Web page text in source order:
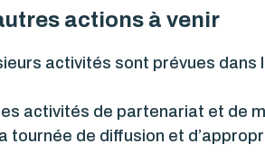
actions à venir
activités sont prévues dans
activités de partenariat et de
tournée de diffusion et